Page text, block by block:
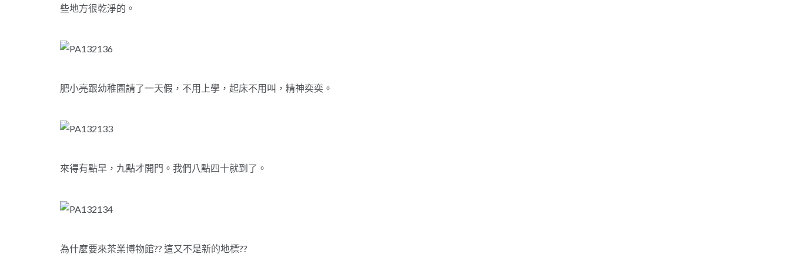
些地方很乾淨的。
肥小亮跟幼稚園請了一天假，不用上學，起床不用叫，精神奕奕。
來得有點早，九點才開門。我們八點四十就到了。
為什麼要來茶業博物館?? 這又不是新的地標??